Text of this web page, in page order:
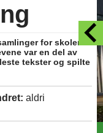
for skolen
var en del av
tekster og spilte
aldri